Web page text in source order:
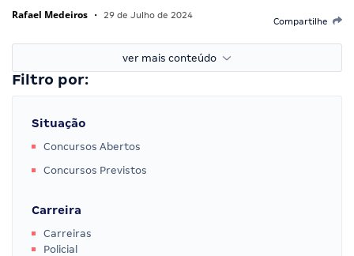
Rafael Medeiros • 29 de Julho de 2024
Compartilhe
ver mais conteúdo
Filtro por:
Situação
Concursos Abertos
Concursos Previstos
Carreira
Carreiras
Policial